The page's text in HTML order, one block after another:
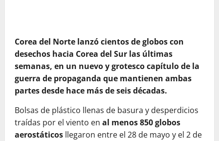
Corea del Norte lanzó cientos de globos con
desechos hacia Corea del Sur las últimas
semanas, en un nuevo y grotesco capítulo de la
guerra de propaganda que mantienen ambas
partes desde hace más de seis décadas.
Bolsas de plástico llenas de basura y desperdicios
traídas por el viento en al menos 850 globos
aerostáticos llegaron entre el 28 de mayo y el 2 de